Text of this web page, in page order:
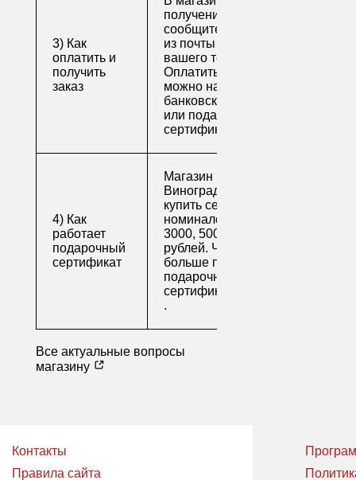
3) Как
оплатить и
получить
заказ
получения заказа
сообщите его номер
из почты или номер
вашего телефона.
Оплатить заказ
можно наличными,
банковской картой
или подарочным
сертификатом.
4) Как
работает
подарочный
сертификат
Магазин напитков
Виноград предлагает
купить сертификаты
номиналом 500, 1000,
3000, 5000 и 10000
рублей. Читайте
больше про
подарочные
сертификаты
.
Все актуальные вопросы
магазину
Контакты
Правила сайта